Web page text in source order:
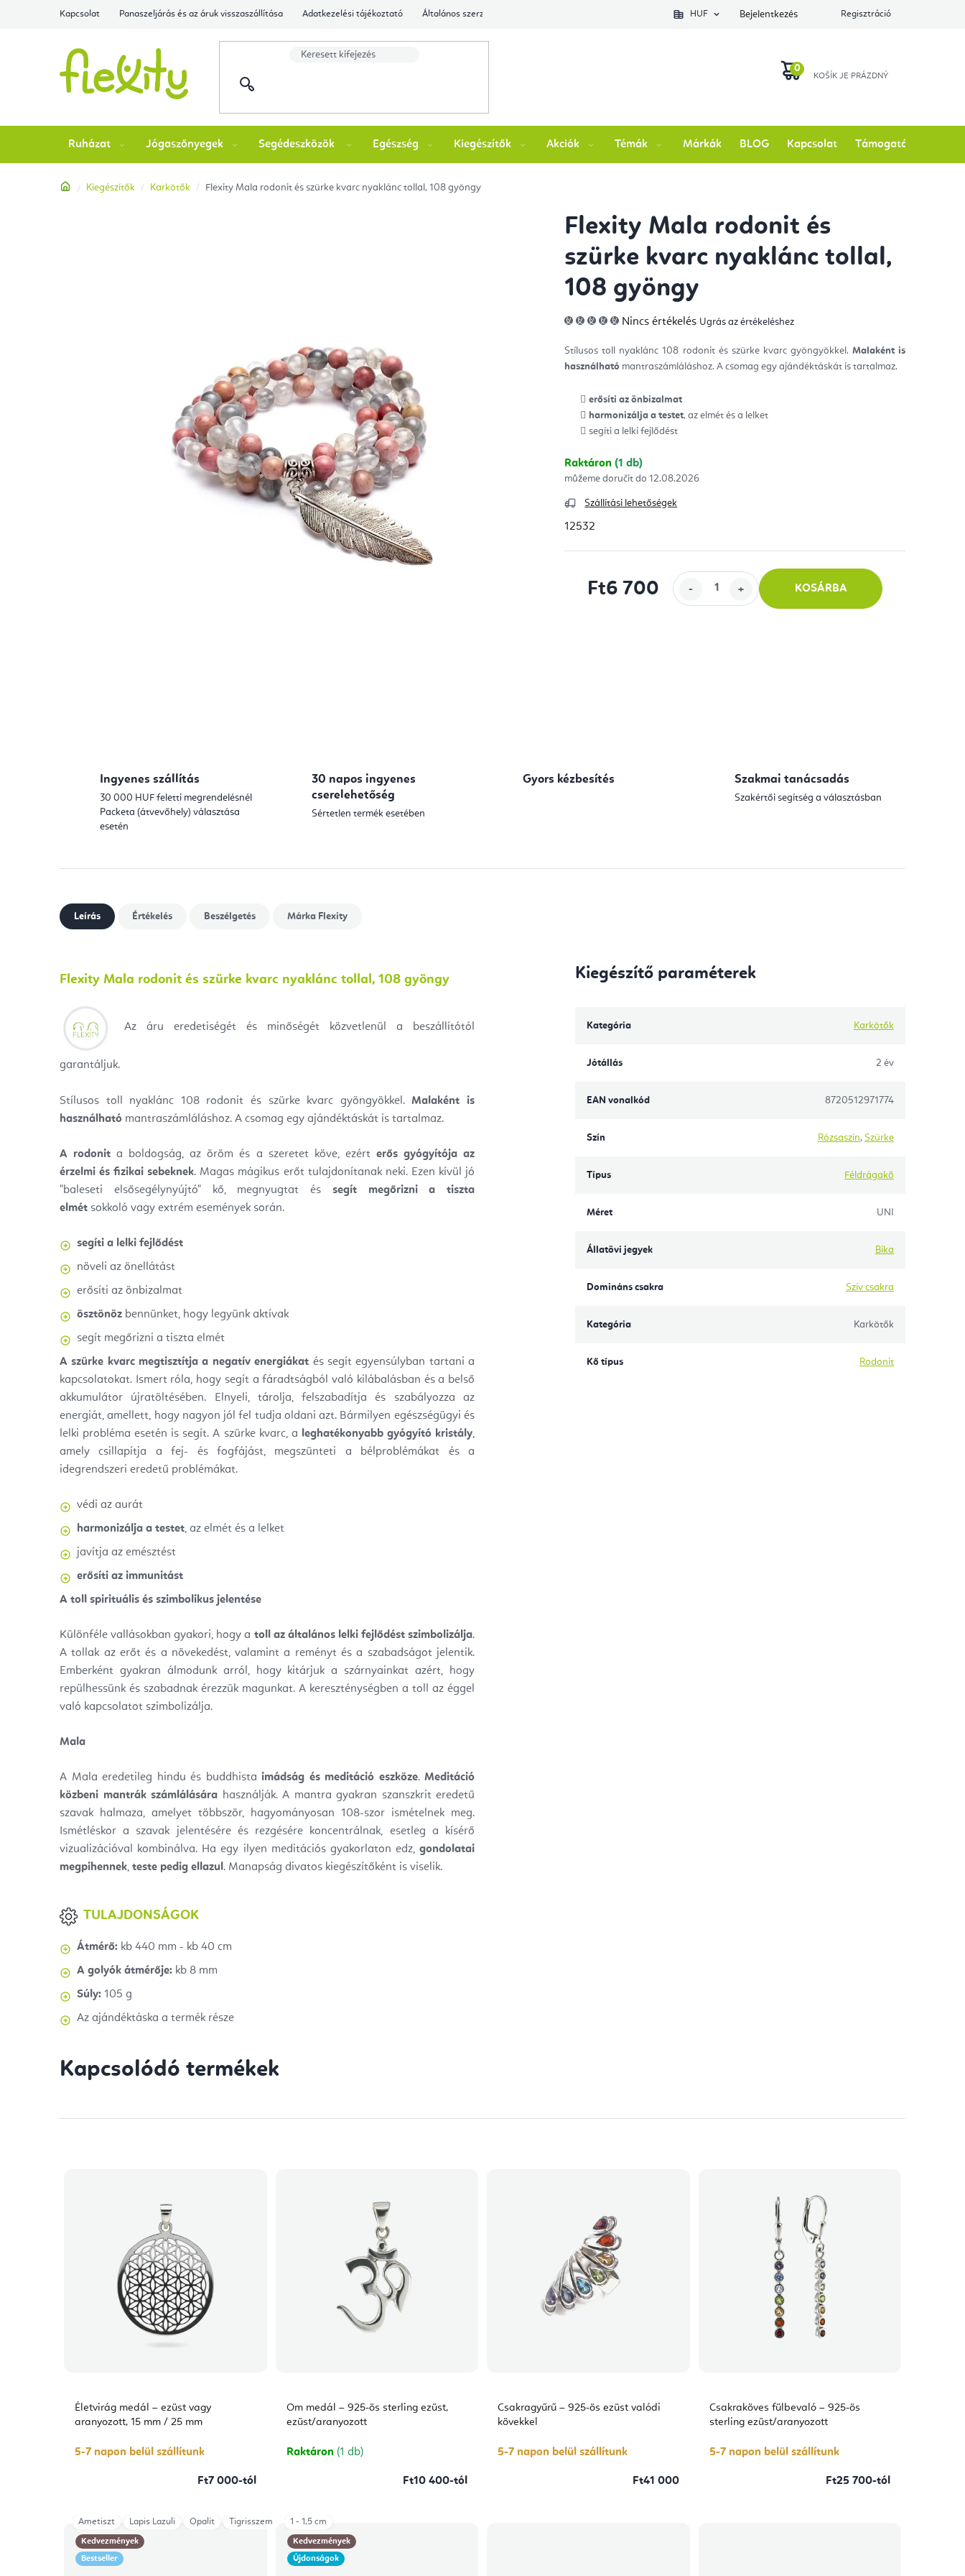
Kapcsolat Panaszeljárás és az áruk visszaszállítása Adatkezelési tájékoztató Általános szerződési feltételek Ellenőrizze a rendelés állapotátHUF Bejelentkezés Regisztráció
Ruházat Jógaszőnyegek Segédeszközök Egészség Kiegészítők Akciók Témák Márkák BLOG Kapcsolat Támogatás
Kezdőlap
Kiegészítők Karkötők Flexity Mala rodonit és szürke kvarc nyaklánc tollal, 108 gyöngy
Flexity Mala rodonit és
szürke kvarc nyaklánc tollal,
108 gyöngy
A
termék
5-
0,0
Nincs értékelés Ugrás az értékeléshez
Stílusos toll nyaklánc 108 rodonit és szürke kvarc gyöngyökkel. Malaként is
használható mantraszámláláshoz. A csomag egy ajándéktáskát is tartalmaz.
erősíti az önbizalmat
harmonizálja a testet, az elmét és a lelket
segíti a lelki fejlődést
Raktáron(1 db)
12.08.2026
Szállítási lehetőségek
12532
Ft6 700 KOSÁRBA
Ingyenes szállítás
30 000 HUF feletti megrendelésnél
Packeta (átvevőhely) választása
esetén
30 napos ingyenes
cserelehetőség
Sértetlen termék esetében
Gyors kézbesítés Szakmai tanácsadás
Szakértői segítség a választásban
Leírás Értékelés Beszélgetés Márka Flexity
Flexity Mala rodonit és szürke kvarc nyaklánc tollal, 108 gyöngy
Az áru eredetiségét és minőségét közvetlenül a beszállítótól
garantáljuk.
Stílusos toll nyaklánc 108 rodonit és szürke kvarc gyöngyökkel.Malaként is
használható mantraszámláláshoz. A csomag egy ajándéktáskát is tartalmaz.
A rodonit a boldogság, az öröm és a szeretet köve, ezért erős gyógyítója az
érzelmi és fizikai sebeknek. Magas mágikus erőt tulajdonítanak neki. Ezen kívül jó
"baleseti elsősegélynyújtó" kő, megnyugtat és segít megőrizni a tiszta
elmét sokkoló vagy extrém események során.
segíti a lelki fejlődést
növeli az önellátást
erősíti az önbizalmat
ösztönöz bennünket, hogy legyünk aktívak
segít megőrizni a tiszta elmét
A szürke kvarc megtisztítja a negatív energiákat és segít egyensúlyban tartani a
kapcsolatokat. Ismert róla, hogy segít a fáradtságból való kilábalásban és a belső
akkumulátor újratöltésében. Elnyeli, tárolja, felszabadítja és szabályozza az
energiát, amellett, hogy nagyon jól fel tudja oldani azt. Bármilyen egészségügyi és
lelki probléma esetén is segít. A szürke kvarc, a leghatékonyabb gyógyító kristály,
amely csillapítja a fej- és fogfájást, megszünteti a bélproblémákat és a
idegrendszeri eredetű problémákat.
védi az aurát
harmonizálja a testet, az elmét és a lelket
javítja az emésztést
erősíti az immunitást
A toll spirituális és szimbolikus jelentése
Különféle vallásokban gyakori, hogy a toll az általános lelki fejlődést szimbolizálja.
A tollak az erőt és a növekedést, valamint a reményt és a szabadságot jelentik.
Emberként gyakran álmodunk arról, hogy kitárjuk a szárnyainkat azért, hogy
repülhessünk és szabadnak érezzük magunkat. A kereszténységben a toll az éggel
való kapcsolatot szimbolizálja.
Mala
A Mala eredetileg hindu és buddhista imádság és meditáció eszköze. Meditáció
közbeni mantrák számlálására használják. A mantra gyakran szanszkrit eredetű
szavak halmaza, amelyet többször, hagyományosan 108-szor ismételnek meg.
Ismétléskor a szavak jelentésére és rezgésére koncentrálnak, esetleg a kísérő
vizualizációval kombinálva. Ha egy ilyen meditációs gyakorlaton edz, gondolatai
megpihennek, teste pedig ellazul. Manapság divatos kiegészítőként is viselik.
TULAJDONSÁGOK
Átmérő: kb 440 mm - kb 40 cm
A golyók átmérője: kb 8 mm
Súly: 105 g
Az ajándéktáska a termék része
Kiegészítő paraméterek
Kategória Karkötők
Jótállás 2 év
EAN vonalkód 8720512971774
Szín Rózsaszín, Szürke
Típus Féldrágakő
Méret UNI
Állatövi jegyek Bika
Domináns csakra Szív csakra
Kategória Karkötők
Kő típus Rodonit
Kapcsolódó termékek
Életvirág medál – ezüst vagy
aranyozott, 15 mm / 25 mm
5-7 napon belül szállítunk
Ft7 000-tól
Om medál – 925-ös sterling ezüst,
ezüst/aranyozott
Raktáron (1 db)
Ft10 400-tól
Csakragyűrű – 925-ös ezüst valódi
kövekkel
5-7 napon belül szállítunk
Ft41 000
Csakraköves fülbevaló – 925-ös
sterling ezüst/aranyozott
5-7 napon belül szállítunk
Ft25 700-tól
Kedvezmények
Bestseller
Ametiszt Lapis Lazuli Opalit Tigrisszem
Kedvezmények
Újdonságok
1 - 1,5 cm